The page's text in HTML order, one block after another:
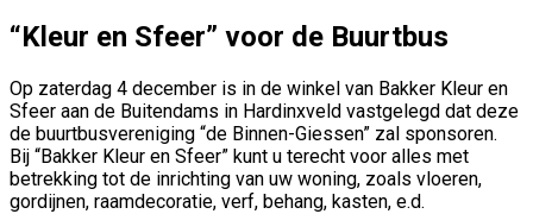
Buurtbus de Binnen-Giessen
“Kleur en Sfeer” voor de Buurtbus
Op zaterdag 4 december is in de winkel van Bakker Kleur en
Sfeer aan de Buitendams in Hardinxveld vastgelegd dat deze
de buurtbusvereniging “de Binnen-Giessen” zal sponsoren.
Bij “Bakker Kleur en Sfeer” kunt u terecht voor alles met
betrekking tot de inrichting van uw woning, zoals vloeren,
gordijnen, raamdecoratie, verf, behang, kasten, e.d.